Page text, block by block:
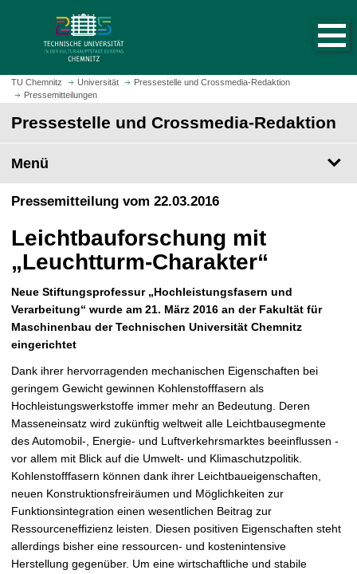
m
H
t
s
i
e
a
u
r
u
f
e
n
TU Chemnitz Universität
Pressestelle und Crossmedia-Redaktion
Pressemitteilungen
Pressestelle und Crossmedia-Redaktion
Menü
Pressemitteilung vom 22.03.2016
Leichtbauforschung mit
„Leuchtturm-Charakter“
Neue Stiftungsprofessur „Hochleistungsfasern und
Verarbeitung“ wurde am 21. März 2016 an der Fakultät für
Maschinenbau der Technischen Universität Chemnitz
eingerichtet
Dank ihrer hervorragenden mechanischen Eigenschaften bei
geringem Gewicht gewinnen Kohlenstofffasern als
Hochleistungswerkstoffe immer mehr an Bedeutung. Deren
Masseneinsatz wird zukünftig weltweit alle Leichtbausegmente
des Automobil-, Energie- und Luftverkehrsmarktes beeinflussen -
vor allem mit Blick auf die Umwelt- und Klimaschutzpolitik.
Kohlenstofffasern können dank ihrer Leichtbaueigenschaften,
neuen Konstruktionsfreiräumen und Möglichkeiten zur
Funktionsintegration einen wesentlichen Beitrag zur
Ressourceneffizienz leisten. Diesen positiven Eigenschaften steht
allerdings bisher eine ressourcen- und kostenintensive
Herstellung gegenüber. Um eine wirtschaftliche und stabile